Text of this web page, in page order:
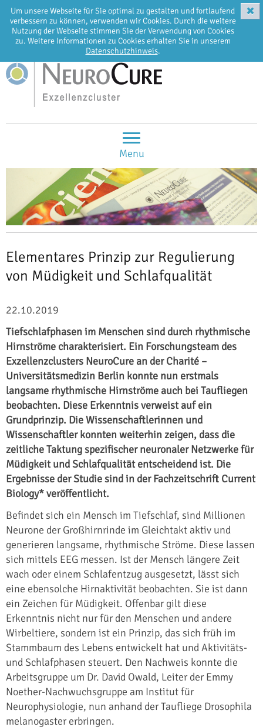
Um unsere Webseite für Sie optimal zu gestalten und fortlaufend
verbessern zu können, verwenden wir Cookies. Durch die weitere
Nutzung der Webseite stimmen Sie der Verwendung von Cookies
zu. Weitere Informationen zu Cookies erhalten Sie in unserem
Datenschutzhinweis.
✖
EN DE
Menu
Elementares Prinzip zur Regulierung
von Müdigkeit und Schlafqualität
22.10.2019
Tiefschlafphasen im Menschen sind durch rhythmische
Hirnströme charakterisiert. Ein Forschungsteam des
Exzellenzclusters NeuroCure an der Charité –
Universitätsmedizin Berlin konnte nun erstmals
langsame rhythmische Hirnströme auch bei Taufliegen
beobachten. Diese Erkenntnis verweist auf ein
Grundprinzip. Die Wissenschaftlerinnen und
Wissenschaftler konnten weiterhin zeigen, dass die
zeitliche Taktung spezifischer neuronaler Netzwerke für
Müdigkeit und Schlafqualität entscheidend ist. Die
Ergebnisse der Studie sind in der Fachzeitschrift Current
Biology* veröffentlicht.
Befindet sich ein Mensch im Tiefschlaf, sind Millionen
Neurone der Großhirnrinde im Gleichtakt aktiv und
generieren langsame, rhythmische Ströme. Diese lassen
sich mittels EEG messen. Ist der Mensch längere Zeit
wach oder einem Schlafentzug ausgesetzt, lässt sich
eine ebensolche Hirnaktivität beobachten. Sie ist dann
ein Zeichen für Müdigkeit. Offenbar gilt diese
Erkenntnis nicht nur für den Menschen und andere
Wirbeltiere, sondern ist ein Prinzip, das sich früh im
Stammbaum des Lebens entwickelt hat und Aktivitäts-
und Schlafphasen steuert. Den Nachweis konnte die
Arbeitsgruppe um Dr. David Owald, Leiter der Emmy
Noether-Nachwuchsgruppe am Institut für
Neurophysiologie, nun anhand der Taufliege Drosophila
melanogaster erbringen.